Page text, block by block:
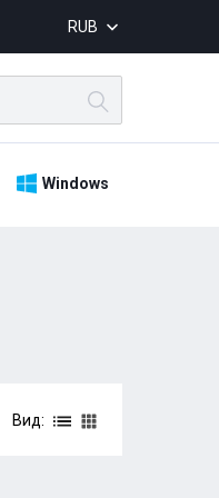
RUB
Windows
Вид: